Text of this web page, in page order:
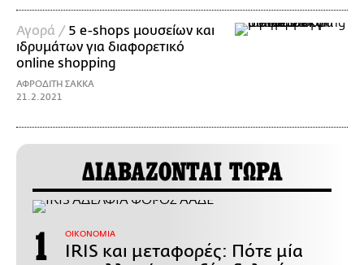
Αγορά / 5 e-shops μουσείων και
ιδρυμάτων για διαφορετικό
online shopping
ΑΦΡΟΔΙΤΗ ΣΑΚΚΑ
21.2.2021
ΔΙΑΒΑΖΟΝΤΑΙ ΤΩΡΑ
ΟΙΚΟΝΟΜΙΑ
IRIS και μεταφορές: Πότε μία